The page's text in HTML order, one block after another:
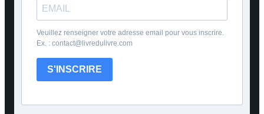
Veuillez renseigner votre adresse email pour vous inscrire.
Ex. : contact@livredulivre.com
S'INSCRIRE